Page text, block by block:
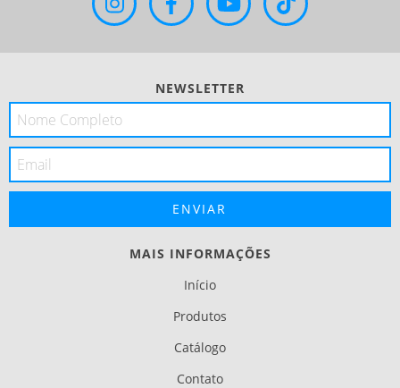
NEWSLETTER
MAIS INFORMAÇÕES
Início
Produtos
Catálogo
Contato